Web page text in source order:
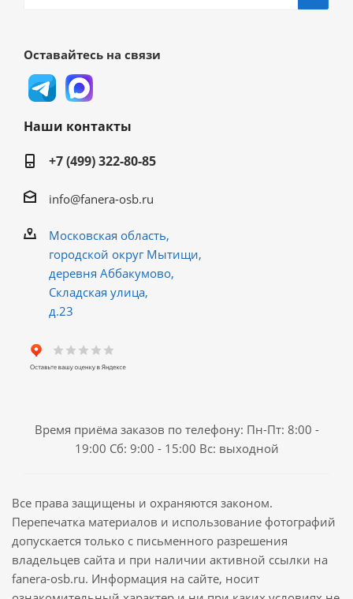
Оставайтесь на связи
Наши контакты
+7 (499) 322-80-85
info@fanera-osb.ru
Московская область,
городской округ Мытищи,
деревня Аббакумово,
Складская улица,
д.23
Время приёма заказов по телефону: Пн-Пт: 8:00 -
19:00 Сб: 9:00 - 15:00 Вс: выходной
Все права защищены и охраняются законом.
Перепечатка материалов и использование фотографий
допускается только с письменного разрешения
владельцев сайта и при наличии активной ссылки на
fanera-osb.ru. Информация на сайте, носит